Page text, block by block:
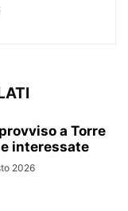
a Torre
interessate
2026